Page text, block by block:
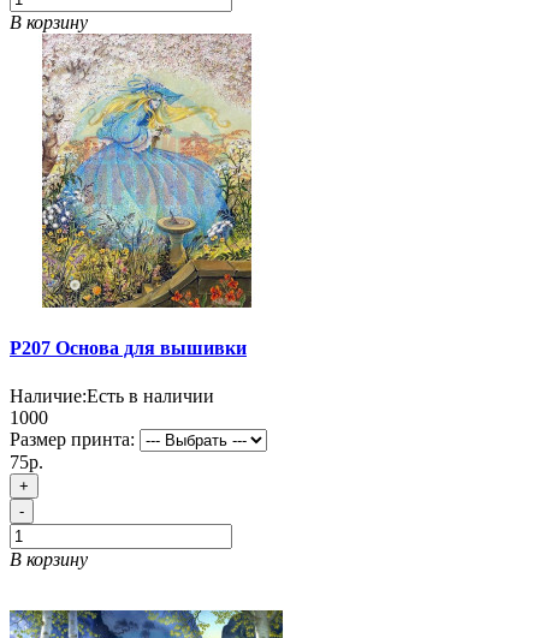
В корзину
P207 Основа для вышивки
Наличие:Есть в наличии
1000
Размер принта:
75р.
+
-
В корзину